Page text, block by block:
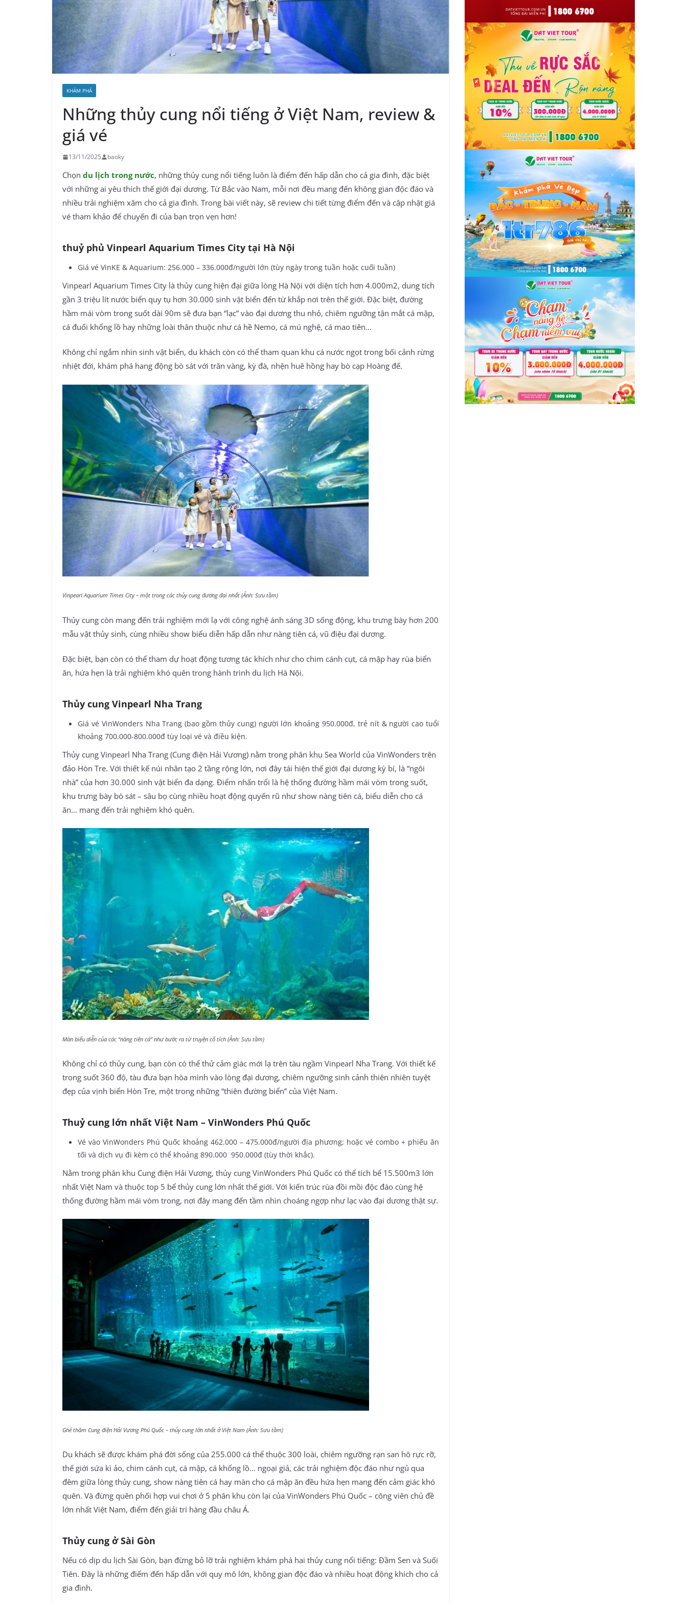
KHÁM PHÁ
Những thủy cung nổi tiếng ở Việt Nam, review &
giá vé
13/11/2025 baoky
Chọn du lịch trong nước, những thủy cung nổi tiếng luôn là điểm đến hấp dẫn cho cả gia đình, đặc biệt
với những ai yêu thích thế giới đại dương. Từ Bắc vào Nam, mỗi nơi đều mang đến không gian độc đáo và
nhiều trải nghiệm xăm cho cả gia đình. Trong bài viết này, sẽ review chi tiết từng điểm đến và cập nhật giá
vé tham khảo để chuyến đi của bạn trọn vẹn hơn!
thuỷ phủ Vinpearl Aquarium Times City tại Hà Nội
Giá vé VinKE & Aquarium: 256.000 – 336.000đ/người lớn (tùy ngày trong tuần hoặc cuối tuần)
Vinpearl Aquarium Times City là thủy cung hiện đại giữa lòng Hà Nội với diện tích hơn 4.000m2, dung tích
gần 3 triệu lít nước biển quy tụ hơn 30.000 sinh vật biển đến từ khắp nơi trên thế giới. Đặc biệt, đường
hầm mái vòm trong suốt dài 90m sẽ đưa bạn “lạc” vào đại dương thu nhỏ, chiêm ngưỡng tận mắt cá mập,
cá đuối khổng lồ hay những loài thân thuộc như cá hề Nemo, cá mú nghệ, cá mao tiên…
Không chỉ ngắm nhìn sinh vật biển, du khách còn có thể tham quan khu cá nước ngọt trong bối cảnh rừng
nhiệt đới, khám phá hang động bò sát với trăn vàng, kỳ đà, nhện huê hồng hay bò cạp Hoàng đế.
Vinpearl Aquarium Times City – một trong các thủy cung đương đại nhất (Ảnh: Sưu tầm)
Thủy cung còn mang đến trải nghiệm mới lạ với công nghệ ánh sáng 3D sống động, khu trưng bày hơn 200
mẫu vật thủy sinh, cùng nhiều show biểu diễn hấp dẫn như nàng tiên cá, vũ điệu đại dương.
Đặc biệt, bạn còn có thể tham dự hoạt động tương tác khích như cho chim cánh cụt, cá mập hay rùa biển
ăn, hứa hẹn là trải nghiệm khó quên trong hành trình du lịch Hà Nội.
Thủy cung Vinpearl Nha Trang
Giá vé VinWonders Nha Trang (bao gồm thủy cung) người lớn khoảng 950.000đ, trẻ nít & người cao tuổi
khoảng 700.000-800.000đ tùy loại vé và điều kiện.
Thủy cung Vinpearl Nha Trang (Cung điện Hải Vương) nằm trong phân khu Sea World của VinWonders trên
đảo Hòn Tre. Với thiết kế núi nhân tạo 2 tầng rộng lớn, nơi đây tái hiện thế giới đại dương kỳ bí, là “ngôi
nhà” của hơn 30.000 sinh vật biển đa dạng. Điểm nhấn trổi là hệ thống đường hầm mái vòm trong suốt,
khu trưng bày bò sát – sâu bọ cùng nhiều hoạt động quyến rũ như show nàng tiên cá, biểu diễn cho cá
ăn… mang đến trải nghiệm khó quên.
Màn biểu diễn của các “nàng tiên cá” như bước ra từ truyện cổ tích (Ảnh: Sưu tầm)
Không chỉ có thủy cung, bạn còn có thể thử cảm giác mới lạ trên tàu ngầm Vinpearl Nha Trang. Với thiết kế
trong suốt 360 độ, tàu đưa bạn hòa mình vào lòng đại dương, chiêm ngưỡng sinh cảnh thiên nhiên tuyệt
đẹp của vịnh biển Hòn Tre, một trong những “thiên đường biển” của Việt Nam.
Thuỷ cung lớn nhất Việt Nam – VinWonders Phú Quốc
Vé vào VinWonders Phú Quốc khoảng 462.000 – 475.000đ/người địa phương; hoặc vé combo + phiếu ăn
tối và dịch vụ đi kèm có thể khoảng 890.000 950.000đ (tùy thời khắc).
Nằm trong phân khu Cung điện Hải Vương, thủy cung VinWonders Phú Quốc có thể tích bể 15.500m3 lớn
nhất Việt Nam và thuộc top 5 bể thủy cung lớn nhất thế giới. Với kiến trúc rùa đồi mồi độc đáo cùng hệ
thống đường hầm mái vòm trong, nơi đây mang đến tầm nhìn choáng ngợp như lạc vào đại dương thật sự.
Ghé thăm Cung điện Hải Vương Phú Quốc – thủy cung lớn nhất ở Việt Nam (Ảnh: Sưu tầm)
Du khách sẽ được khám phá đời sống của 255.000 cá thể thuộc 300 loài, chiêm ngưỡng rạn san hô rực rỡ,
thế giới sứa kì ảo, chim cánh cụt, cá mập, cá khổng lồ… ngoại giả, các trải nghiệm độc đáo như ngủ qua
đêm giữa lòng thủy cung, show nàng tiên cá hay màn cho cá mập ăn đều hứa hẹn mang đến cảm giác khó
quên. Và đừng quên phối hợp vui chơi ở 5 phân khu còn lại của VinWonders Phú Quốc – công viên chủ đề
lớn nhất Việt Nam, điểm đến giải trí hàng đầu châu Á.
Thủy cung ở Sài Gòn
Nếu có dịp du lịch Sài Gòn, bạn đừng bỏ lỡ trải nghiệm khám phá hai thủy cung nổi tiếng: Đầm Sen và Suối
Tiên. Đây là những điểm đến hấp dẫn với quy mô lớn, không gian độc đáo và nhiều hoạt động khích cho cả
gia đình.